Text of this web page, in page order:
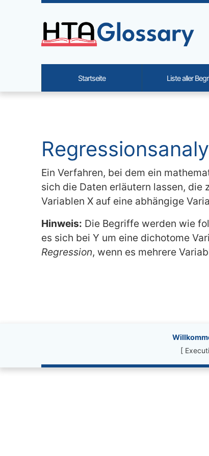
Navigation and related
Ein Verfahren, bei dem ein
sich die Daten erläutern lassen, die
Variablen X auf eine abhängige
Hinweis: Die Begriffe werden wie
es sich bei Y um eine dichotome
Regression, wenn es mehrere
Site
[
Site identity, navigation,
Startseite Liste aller